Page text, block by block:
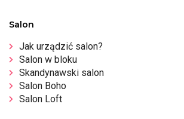
Salon
Jak urządzić salon?
Salon w bloku
Skandynawski salon
Salon Boho
Salon Loft